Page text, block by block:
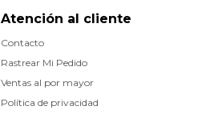
Atención al cliente
Contacto
Rastrear Mi Pedido
Ventas al por mayor
Política de privacidad